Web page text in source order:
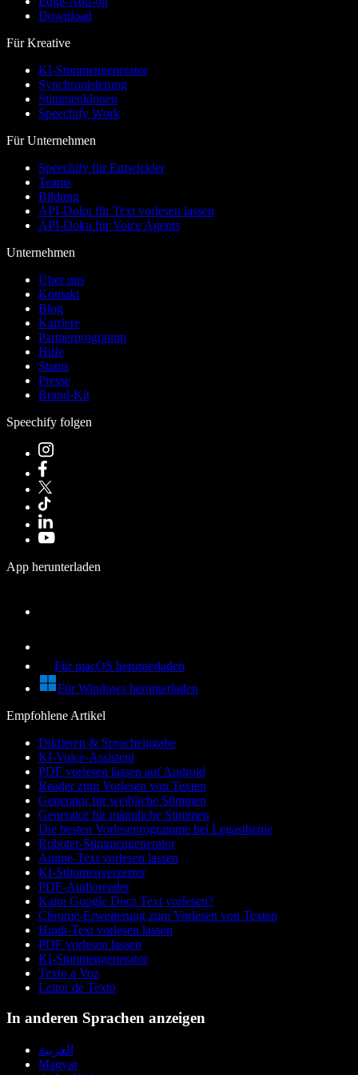
Download
Für Kreative
KI-Stimmengenerator
Synchronisierung
Stimmenklonen
Speechify Work
Für Unternehmen
Speechify für Entwickler
Teams
Bildung
API-Doku für Text vorlesen lassen
API-Doku für Voice Agents
Unternehmen
Über uns
Kontakt
Blog
Karriere
Partnerprogramm
Hilfe
Status
Presse
Brand-Kit
Speechify folgen
App herunterladen
Für macOS herunterladen
Für Windows herunterladen
Empfohlene Artikel
Diktieren & Spracheingabe
KI-Voice-Assistent
PDF vorlesen lassen auf Android
Reader zum Vorlesen von Texten
Generator für weibliche Stimmen
Generator für männliche Stimmen
Die besten Vorleseprogramme bei Legasthenie
Roboter-Stimmengenerator
Anime-Text vorlesen lassen
KI-Stimmenverzerrer
PDF-Audioreader
Kann Google Docs Text vorlesen?
Chrome-Erweiterung zum Vorlesen von Texten
Hindi-Text vorlesen lassen
PDF vorlesen lassen
KI-Stimmengenerator
Texto a Voz
Leitor de Texto
In anderen Sprachen anzeigen
العربية
Magyar